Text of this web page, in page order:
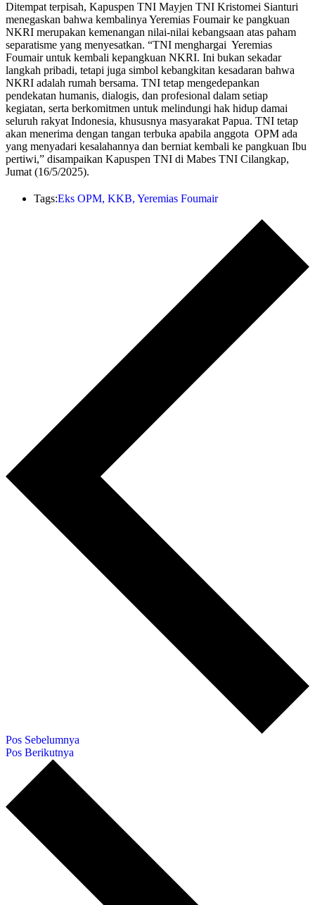
Ditempat terpisah, Kapuspen TNI Mayjen TNI Kristomei Sianturi
menegaskan bahwa kembalinya Yeremias Foumair ke pangkuan
NKRI merupakan kemenangan nilai-nilai kebangsaan atas paham
separatisme yang menyesatkan. “TNI menghargai Yeremias
Foumair untuk kembali kepangkuan NKRI. Ini bukan sekadar
langkah pribadi, tetapi juga simbol kebangkitan kesadaran bahwa
NKRI adalah rumah bersama. TNI tetap mengedepankan
pendekatan humanis, dialogis, dan profesional dalam setiap
kegiatan, serta berkomitmen untuk melindungi hak hidup damai
seluruh rakyat Indonesia, khususnya masyarakat Papua. TNI tetap
akan menerima dengan tangan terbuka apabila anggota OPM ada
yang menyadari kesalahannya dan berniat kembali ke pangkuan Ibu
pertiwi,” disampaikan Kapuspen TNI di Mabes TNI Cilangkap,
Jumat (16/5/2025).
Tags:Eks OPM, KKB, Yeremias Foumair
Pos Sebelumnya
Pos Berikutnya